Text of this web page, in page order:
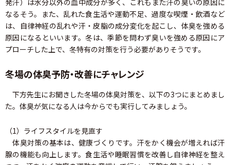
発汗）は水分以外の血中成分が多く、これもまた汗の臭いの原因に
なるそう。また、乱れた食生活や運動不足、過度な喫煙・飲酒など
は、自律神経の乱れや汗・皮脂の成分変化を起こし、体臭を強める
原因になるといいます。冬は、季節を問わず臭いを強める原因にア
プローチした上で、冬特有の対策を行う必要がありそうです。
冬場の体臭予防・改善にチャレンジ
下方先生にお聞きした冬場の体臭対策を、以下の3つにまとめまし
た。体臭が気になる人は今からでも実行してみましょう。
（1）ライフスタイルを見直す
体臭対策の基本は、健康づくりです。汗をかく機会が増えれば汗
腺の機能も向上します。食生活や睡眠習慣を改善し自律神経を整え